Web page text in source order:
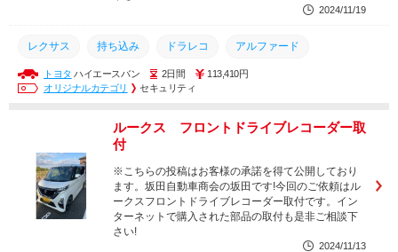
2024/11/19
レクサス 持ち込み ドラレコ アルファード
ヴェルファイア カーセキュリティプロショップ
ランクル HONET 盗難防止装置
坂田自動車商会 セキュリティ ランクル250 ランクル300
ホーネット VIPER 熊本カーセキュリティ
トヨタ ハイエースバン 2日間
113,410円
オリジナルカテゴリ
セキュリティ
ルークス フロントドライブレコーダー取
付
※こちらの投稿はお客様の承諾を得て公開しており
ます。坂田自動車商会の坂田です!今回のご依頼はル
ークスフロントドライブレコーダー取付です。イン
ターネットで購入された部品の取付も是非ご相談下
さい!
2024/11/13